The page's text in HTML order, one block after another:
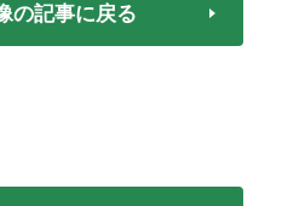
の記事に戻る